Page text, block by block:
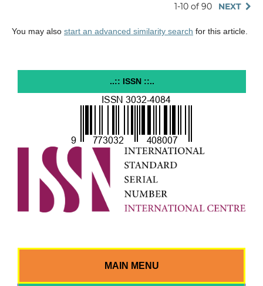
1-10 of 90 NEXT
You may also start an advanced similarity search for this article.
..:: ISSN ::..
MAIN MENU